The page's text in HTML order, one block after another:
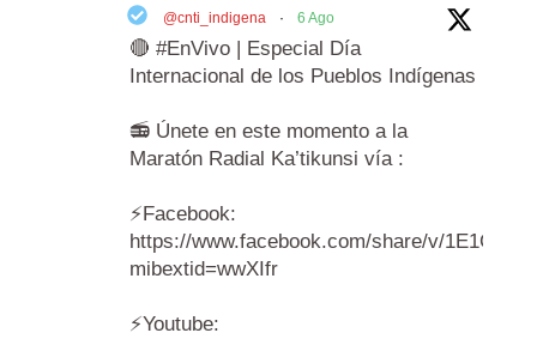
@cnti_indigena · 6 Ago
🔴 #EnVivo | Especial Día
Internacional de los Pueblos Indígenas
📻 Únete en este momento a la
Maratón Radial Ka’tikunsi vía :
⚡️Facebook:
https://www.facebook.com/share/v/
mibextid=wwXIfr
⚡️Youtube: